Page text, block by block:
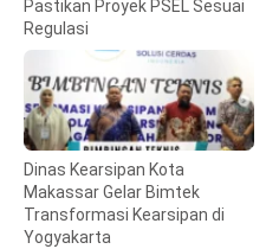
Pastikan Proyek PSEL Sesuai
Regulasi
Dinas Kearsipan Kota
Makassar Gelar Bimtek
Transformasi Kearsipan di
Yogyakarta